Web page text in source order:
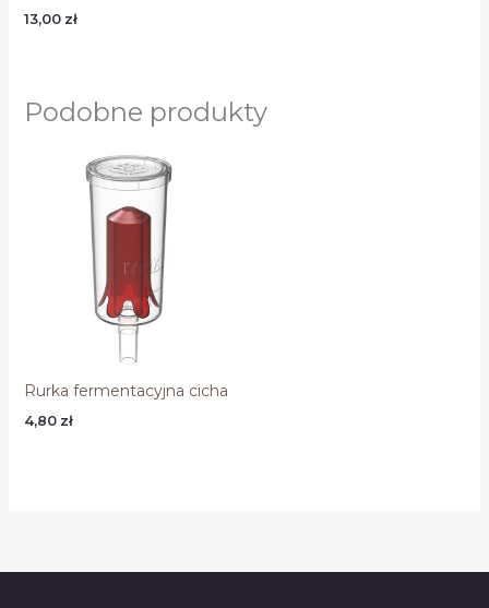
13,00 zł
Podobne produkty
Rurka fermentacyjna cicha
4,80 zł